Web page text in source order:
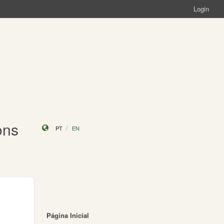
Login
PT EN
Página Inicial